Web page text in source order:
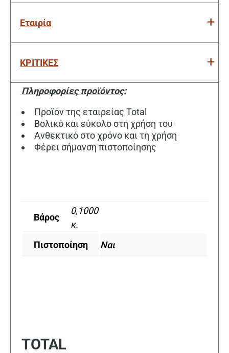
Εταιρία
ΚΡΙΤΙΚΕΣ
Πληροφορίες προϊόντος:
Προϊόν της εταιρείας Total
Βολικό και εύκολο στη χρήση του
Ανθεκτικό στο χρόνο και τη χρήση
Φέρει σήμανση πιστοποίησης
Βάρος
0,1000
κ.
Πιστοποίηση
Ναι
TOTAL